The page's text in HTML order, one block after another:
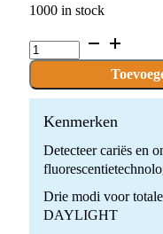
1000 in stock
Satelec
Sopro
+
Dock
MU_USB2
Kenmerken
Detecteer cariës en
Drie modi voor
DAYLIGHT